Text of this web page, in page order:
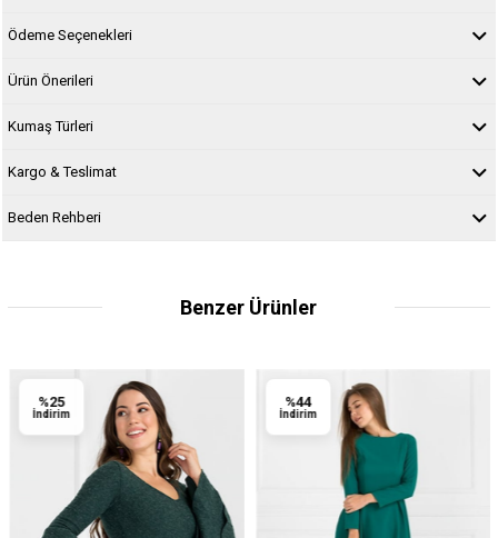
Ödeme Seçenekleri
Ürün Önerileri
Kumaş Türleri
Kargo & Teslimat
Beden Rehberi
Benzer Ürünler
%25
İndirim
%44
İndirim